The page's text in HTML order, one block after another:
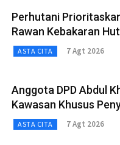
Perhutani
Rawan Kebakaran
ASTA CITA 7 Agt 2026
Anggota DPD Abdul
Kawasan Khusus
ASTA CITA 7 Agt 2026